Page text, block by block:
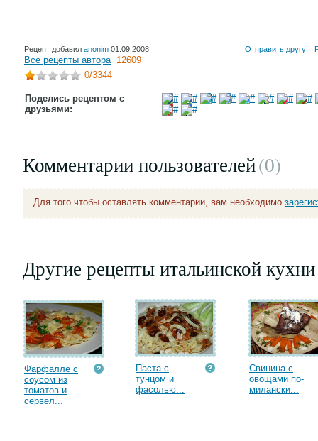
Рецепт добавил anonim 01.09.2008 Отправить другу
Все рецепты автора 12609
0/3344
Поделись рецептом с
друзьями:
Комментарии пользователей(0)
Для того чтобы оставлять комментарии, вам необходимо
Другие рецепты итальинской кухни
Фарфалле с
соусом из
томатов и
сервел...
Паста с
тунцом и
фасолью...
Свинина с
овощами по-
милански...